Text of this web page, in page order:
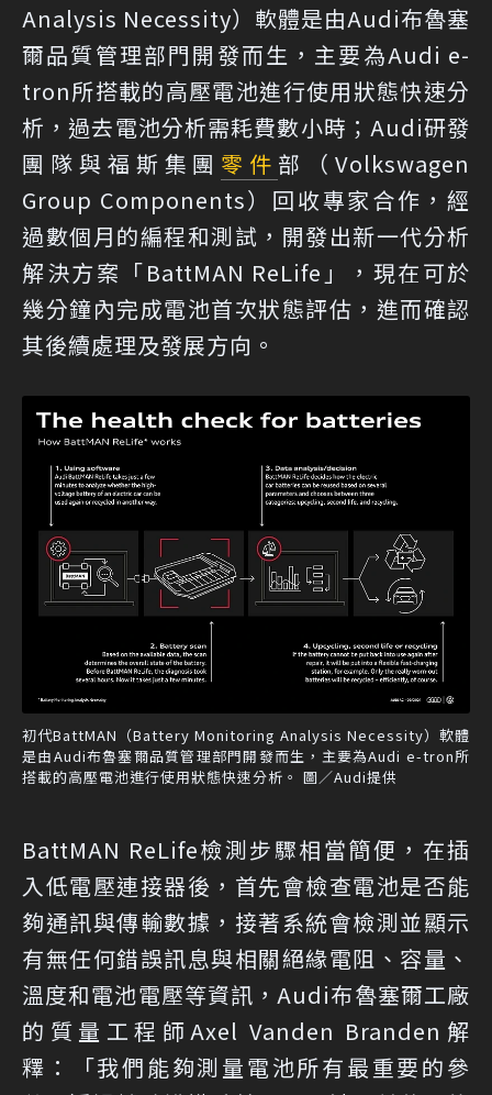
Analysis Necessity）軟體是由Audi布魯塞
爾品質管理部門開發而生，主要為Audi e-
tron所搭載的高壓電池進行使用狀態快速分
析，過去電池分析需耗費數小時；Audi研發
團隊與福斯集團 零件 部（Volkswagen
Group Components）回收專家合作，經
過數個月的編程和測試，開發出新一代分析
解決方案「BattMAN ReLife」，現在可於
幾分鐘內完成電池首次狀態評估，進而確認
其後續處理及發展方向。
初代BattMAN（Battery Monitoring Analysis Necessity）軟體
是由Audi布魯塞爾品質管理部門開發而生，主要為Audi e-tron所
搭載的高壓電池進行使用狀態快速分析。 圖／Audi提供
BattMAN ReLife檢測步驟相當簡便，在插
入低電壓連接器後，首先會檢查電池是否能
夠通訊與傳輸數據，接著系統會檢測並顯示
有無任何錯誤訊息與相關絕緣電阻、容量、
溫度和電池電壓等資訊，Audi布魯塞爾工廠
的質量工程師Axel Vanden Branden解
釋：「我們能夠測量電池所有最重要的參